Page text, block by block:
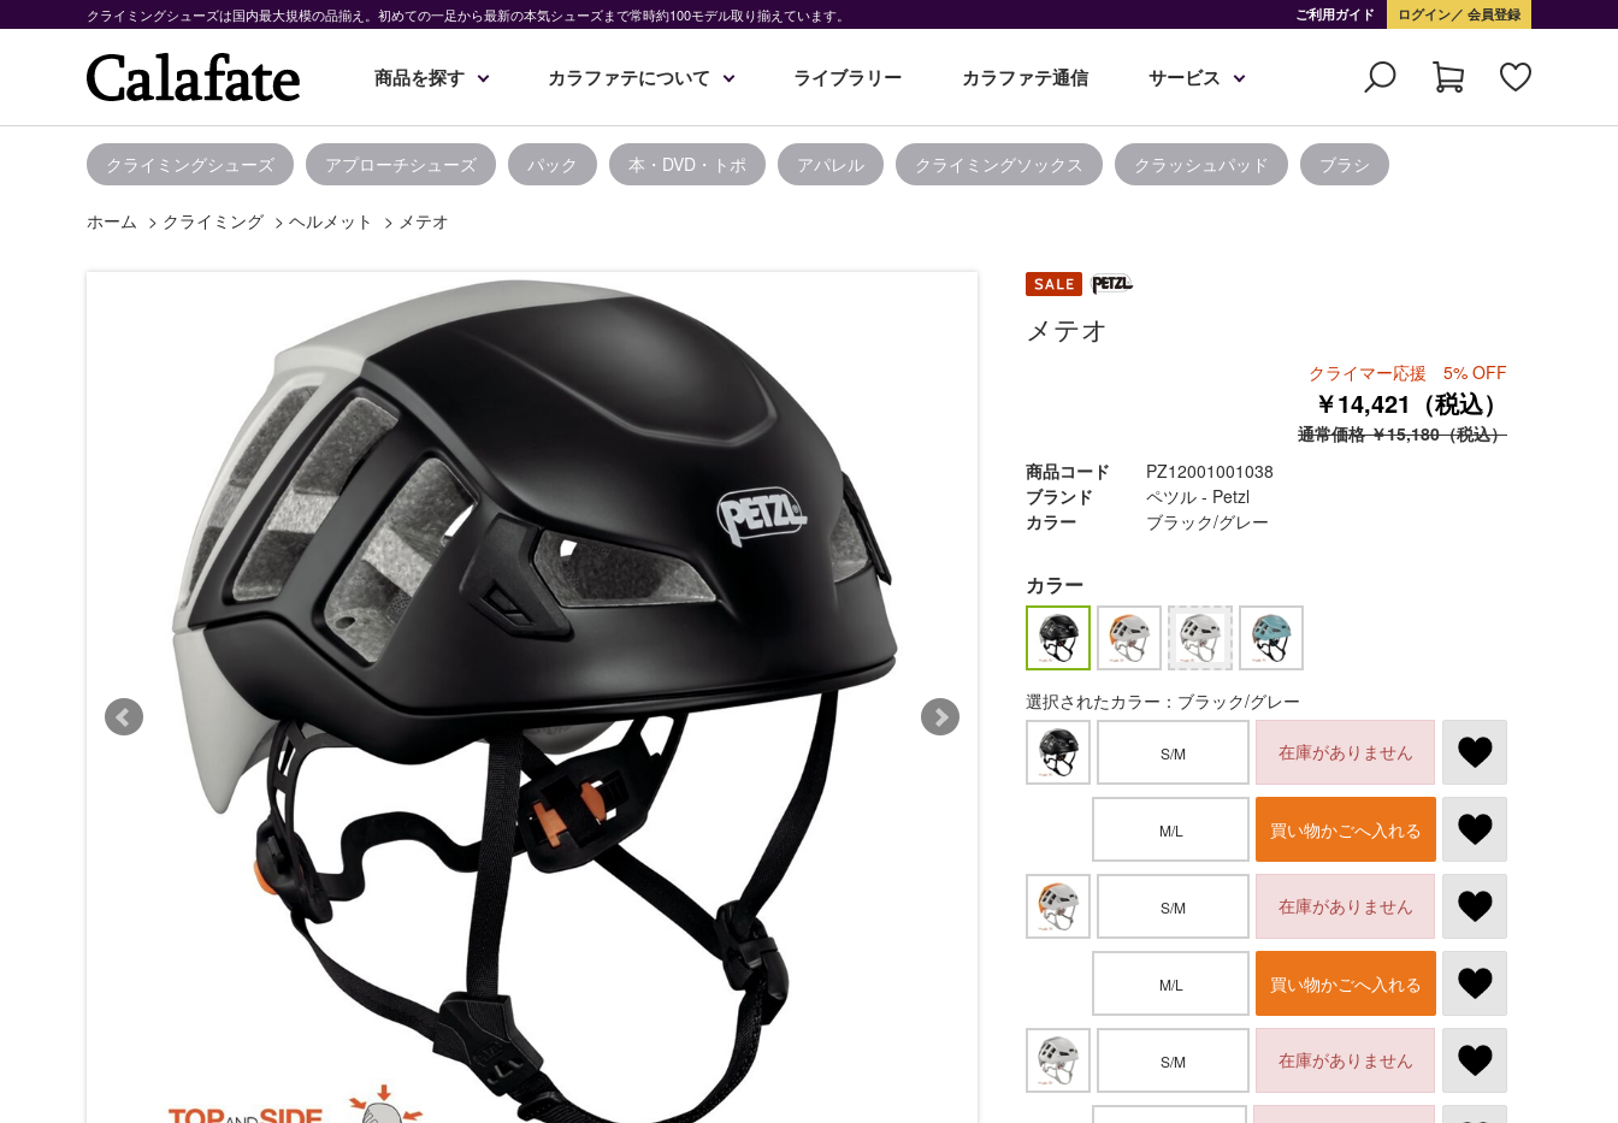
クライミングシューズは国内最大規模の品揃え。初めての一足から最新の本気シューズまで常時約100モデル取り揃えています。 ご利用ガイド ログイン 会員登録
商品を探す カラファテについて ライブラリー カラファテ通信 サービス
クライミングシューズ アプローチシューズ パック 本・DVD・トポ アパレル クライミングソックス クラッシュパッド ブラシ
ホーム > クライミング > ヘルメット > メテオ
メテオ
クライマー応援 5% OFF
￥14,421（税込）
通常価格 ￥15,180（税込）
商品コード
PZ12001001038
ブランド
ペツル - Petzl
カラー
ブラック/グレー
カラー
選択されたカラー：ブラック/グレー
S/M 在庫がありません
M/L 買い物かごへ入れる
S/M 在庫がありません
M/L 買い物かごへ入れる
S/M 在庫がありません